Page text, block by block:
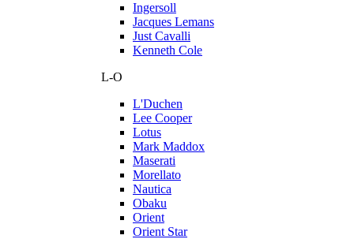
Ingersoll
Jacques Lemans
Just Cavalli
Kenneth Cole
L-O
L'Duchen
Lee Cooper
Lotus
Mark Maddox
Maserati
Morellato
Nautica
Obaku
Orient
Orient Star